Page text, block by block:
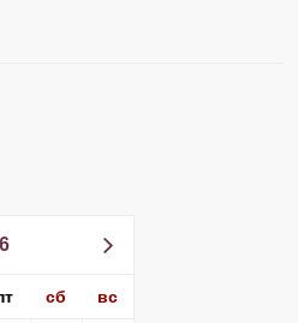
сб вс